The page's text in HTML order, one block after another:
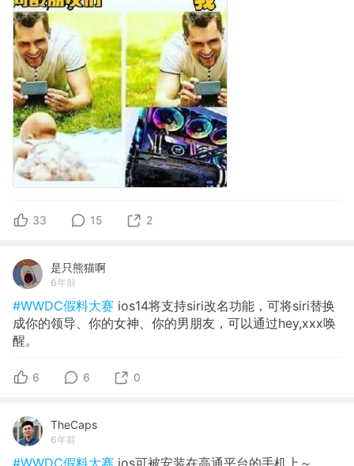
33 15 2
是只熊猫啊
6年前
#WWDC假料大赛 ios14将支持siri改名功能，可将siri替换
成你的领导、你的女神、你的男朋友，可以通过hey,xxx唤
醒。
6 6 0
TheCaps
6年前